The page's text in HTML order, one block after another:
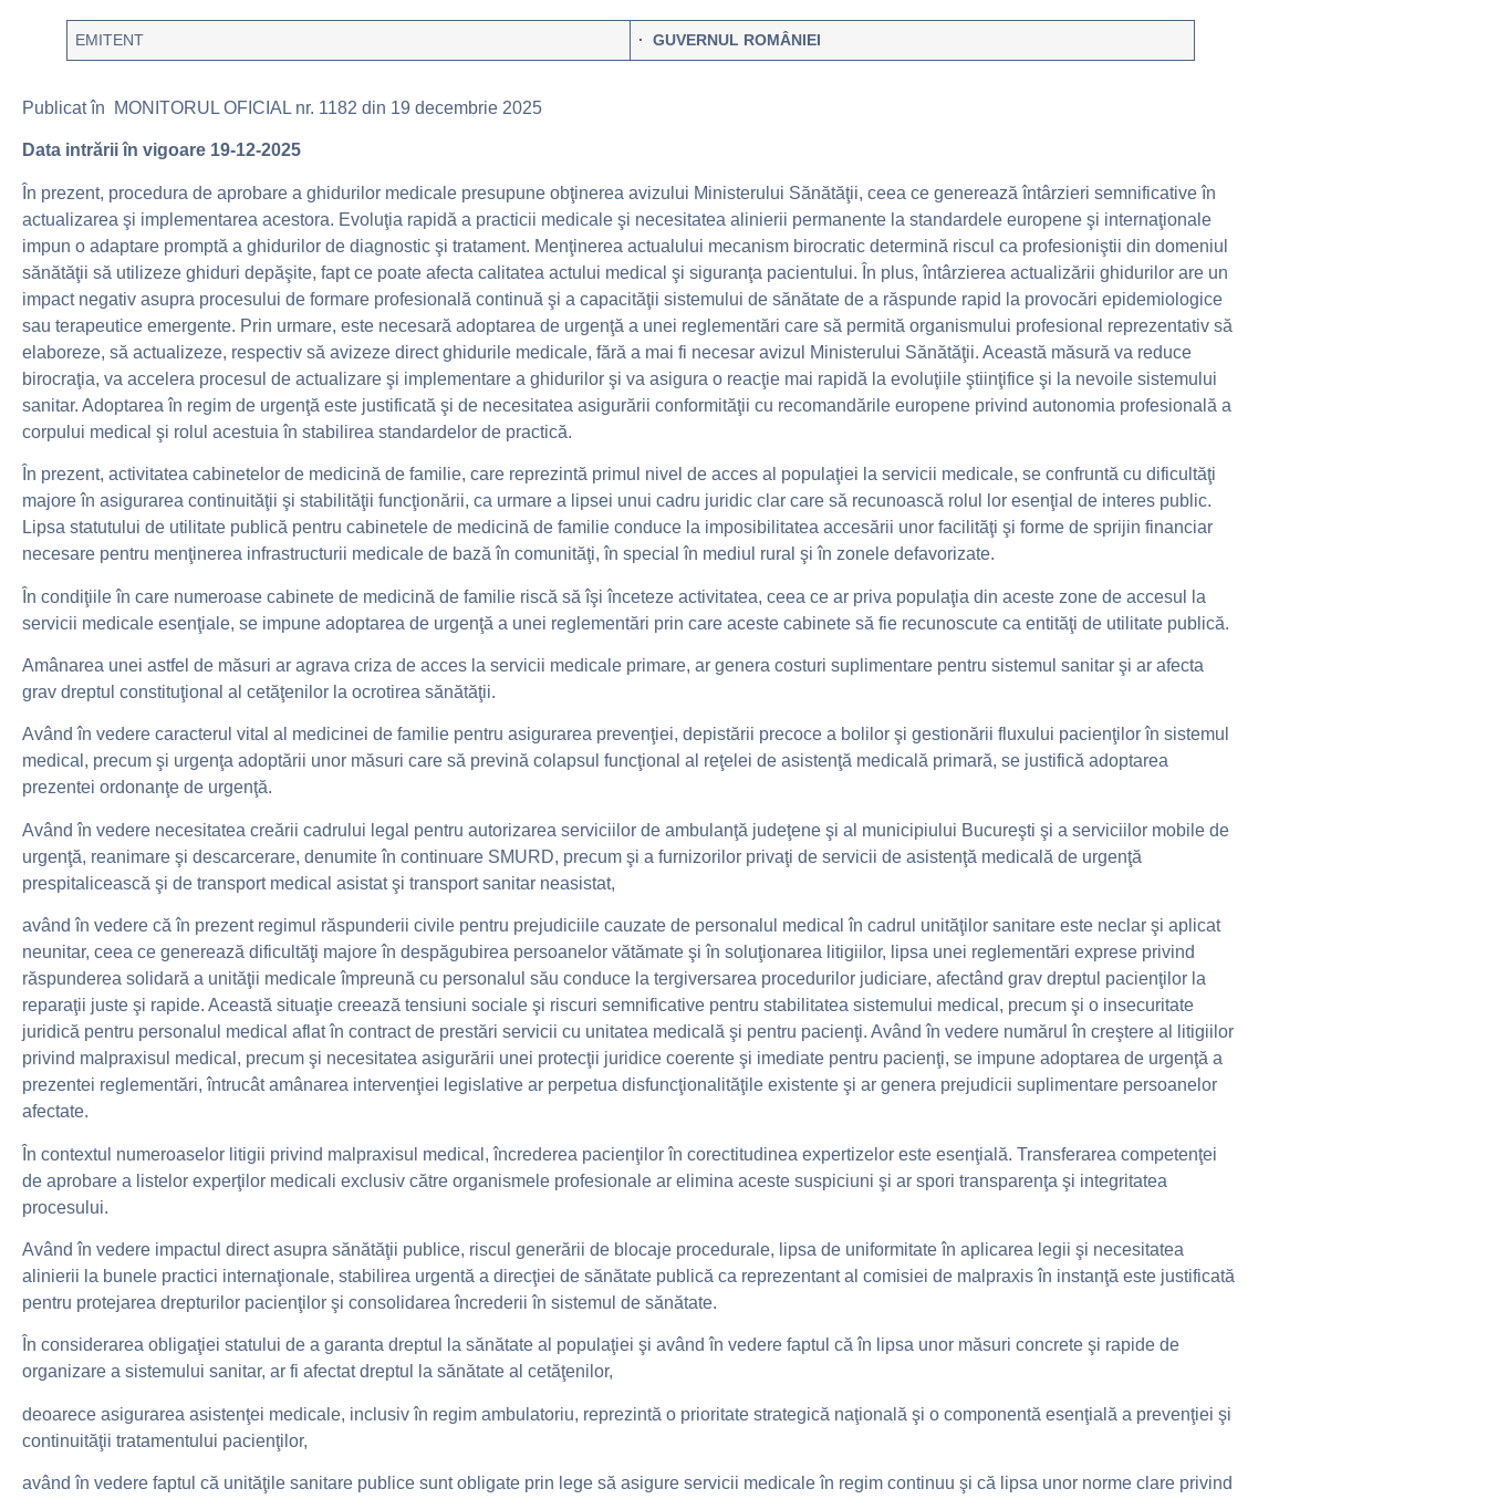
EMITENT · GUVERNUL ROMÂNIEI
Publicat în MONITORUL OFICIAL nr. 1182 din 19 decembrie 2025
Data intrării în vigoare 19-12-2025
În prezent, procedura de aprobare a ghidurilor medicale presupune obţinerea avizului Ministerului Sănătăţii, ceea ce generează întârzieri semnificative în
actualizarea şi implementarea acestora. Evoluţia rapidă a practicii medicale şi necesitatea alinierii permanente la standardele europene şi internaţionale
impun o adaptare promptă a ghidurilor de diagnostic şi tratament. Menţinerea actualului mecanism birocratic determină riscul ca profesioniştii din domeniul
sănătăţii să utilizeze ghiduri depăşite, fapt ce poate afecta calitatea actului medical şi siguranţa pacientului. În plus, întârzierea actualizării ghidurilor are un
impact negativ asupra procesului de formare profesională continuă şi a capacităţii sistemului de sănătate de a răspunde rapid la provocări epidemiologice
sau terapeutice emergente. Prin urmare, este necesară adoptarea de urgenţă a unei reglementări care să permită organismului profesional reprezentativ să
elaboreze, să actualizeze, respectiv să avizeze direct ghidurile medicale, fără a mai fi necesar avizul Ministerului Sănătăţii. Această măsură va reduce
birocraţia, va accelera procesul de actualizare şi implementare a ghidurilor şi va asigura o reacţie mai rapidă la evoluţiile ştiinţifice şi la nevoile sistemului
sanitar. Adoptarea în regim de urgenţă este justificată şi de necesitatea asigurării conformităţii cu recomandările europene privind autonomia profesională a
corpului medical şi rolul acestuia în stabilirea standardelor de practică.
În prezent, activitatea cabinetelor de medicină de familie, care reprezintă primul nivel de acces al populaţiei la servicii medicale, se confruntă cu dificultăţi
majore în asigurarea continuităţii şi stabilităţii funcţionării, ca urmare a lipsei unui cadru juridic clar care să recunoască rolul lor esenţial de interes public.
Lipsa statutului de utilitate publică pentru cabinetele de medicină de familie conduce la imposibilitatea accesării unor facilităţi şi forme de sprijin financiar
necesare pentru menţinerea infrastructurii medicale de bază în comunităţi, în special în mediul rural şi în zonele defavorizate.
În condiţiile în care numeroase cabinete de medicină de familie riscă să îşi înceteze activitatea, ceea ce ar priva populaţia din aceste zone de accesul la
servicii medicale esenţiale, se impune adoptarea de urgenţă a unei reglementări prin care aceste cabinete să fie recunoscute ca entităţi de utilitate publică.
Amânarea unei astfel de măsuri ar agrava criza de acces la servicii medicale primare, ar genera costuri suplimentare pentru sistemul sanitar şi ar afecta
grav dreptul constituţional al cetăţenilor la ocrotirea sănătăţii.
Având în vedere caracterul vital al medicinei de familie pentru asigurarea prevenţiei, depistării precoce a bolilor şi gestionării fluxului pacienţilor în sistemul
medical, precum şi urgenţa adoptării unor măsuri care să prevină colapsul funcţional al reţelei de asistenţă medicală primară, se justifică adoptarea
prezentei ordonanţe de urgenţă.
Având în vedere necesitatea creării cadrului legal pentru autorizarea serviciilor de ambulanţă judeţene şi al municipiului Bucureşti şi a serviciilor mobile de
urgenţă, reanimare şi descarcerare, denumite în continuare SMURD, precum şi a furnizorilor privaţi de servicii de asistenţă medicală de urgenţă
prespitalicească şi de transport medical asistat şi transport sanitar neasistat,
având în vedere că în prezent regimul răspunderii civile pentru prejudiciile cauzate de personalul medical în cadrul unităţilor sanitare este neclar şi aplicat
neunitar, ceea ce generează dificultăţi majore în despăgubirea persoanelor vătămate şi în soluţionarea litigiilor, lipsa unei reglementări exprese privind
răspunderea solidară a unităţii medicale împreună cu personalul său conduce la tergiversarea procedurilor judiciare, afectând grav dreptul pacienţilor la
reparaţii juste şi rapide. Această situaţie creează tensiuni sociale şi riscuri semnificative pentru stabilitatea sistemului medical, precum şi o insecuritate
juridică pentru personalul medical aflat în contract de prestări servicii cu unitatea medicală şi pentru pacienţi. Având în vedere numărul în creştere al litigiilor
privind malpraxisul medical, precum şi necesitatea asigurării unei protecţii juridice coerente şi imediate pentru pacienţi, se impune adoptarea de urgenţă a
prezentei reglementări, întrucât amânarea intervenţiei legislative ar perpetua disfuncţionalităţile existente şi ar genera prejudicii suplimentare persoanelor
afectate.
În contextul numeroaselor litigii privind malpraxisul medical, încrederea pacienţilor în corectitudinea expertizelor este esenţială. Transferarea competenţei
de aprobare a listelor experţilor medicali exclusiv către organismele profesionale ar elimina aceste suspiciuni şi ar spori transparenţa şi integritatea
procesului.
Având în vedere impactul direct asupra sănătăţii publice, riscul generării de blocaje procedurale, lipsa de uniformitate în aplicarea legii şi necesitatea
alinierii la bunele practici internaţionale, stabilirea urgentă a direcţiei de sănătate publică ca reprezentant al comisiei de malpraxis în instanţă este justificată
pentru protejarea drepturilor pacienţilor şi consolidarea încrederii în sistemul de sănătate.
În considerarea obligaţiei statului de a garanta dreptul la sănătate al populaţiei şi având în vedere faptul că în lipsa unor măsuri concrete şi rapide de
organizare a sistemului sanitar, ar fi afectat dreptul la sănătate al cetăţenilor,
deoarece asigurarea asistenţei medicale, inclusiv în regim ambulatoriu, reprezintă o prioritate strategică naţională şi o componentă esenţială a prevenţiei şi
continuităţii tratamentului pacienţilor,
având în vedere faptul că unităţile sanitare publice sunt obligate prin lege să asigure servicii medicale în regim continuu şi că lipsa unor norme clare privind